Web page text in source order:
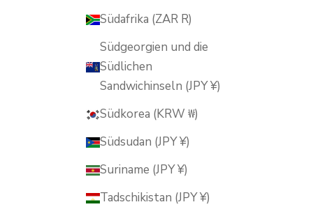
Südafrika (ZAR R)
Südgeorgien und die
Südlichen
Sandwichinseln (JPY ¥)
Südkorea (KRW ₩)
Südsudan (JPY ¥)
Suriname (JPY ¥)
Tadschikistan (JPY ¥)